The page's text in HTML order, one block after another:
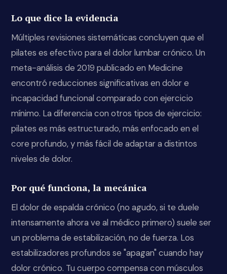
Lo que dice la evidencia
Múltiples revisiones sistemáticas concluyen que el
pilates es efectivo para el dolor lumbar crónico. Un
meta-análisis de 2019 publicado en Medicine
encontró reducciones significativas en dolor e
incapacidad funcional comparado con ejercicio
mínimo. La diferencia con otros tipos de ejercicio:
pilates es más estructurado, más enfocado en el
core profundo, y más fácil de adaptar a distintos
niveles de dolor.
Por qué funciona, la mecánica
El dolor de espalda crónico (no agudo, si te duele
intensamente ahora ve al médico primero) suele ser
un problema de estabilización, no de fuerza. Los
estabilizadores profundos se "apagan" cuando hay
dolor crónico. Tu cuerpo compensa con músculos